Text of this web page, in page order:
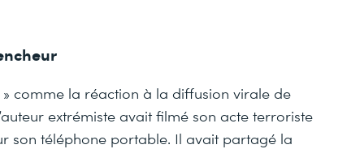
comme la réaction à la diffusion virale de
extrémiste avait filmé son acte terroriste
son téléphone portable. Il avait partagé la